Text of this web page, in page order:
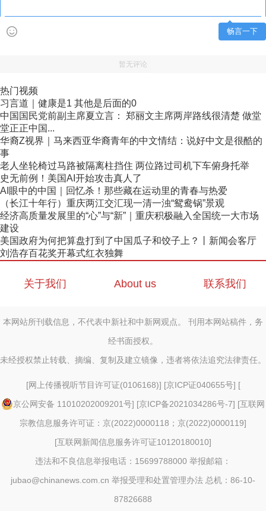
畅言一下
暂无评论
热门视频
习言道｜健康是1 其他是后面的0
中国国民党前副主席夏立言： 郑丽文主席两岸路线很清楚 做堂
堂正正中国...
华裔Z视界｜马来西亚华裔青年的中文情结：说好中文是很酷的
事
老人坐轮椅过马路被隔离柱挡住 两位路过司机下车俯身托举
史无前例！美国AI开始攻击真人了
AI眼中的中国｜回忆杀！那些藏在运动里的青春与热爱
（长江十年行）重庆两江交汇现一清一浊“鸳鸯锅”景观
经济高质量发展里的“心”与“新”｜重庆积极融入全国统一大市场
建设
美国政府为何把算盘打到了中国瓜子和饺子上？丨新闻会客厅
刘浩存百花奖开幕式红衣独舞
关于我们 About us 联系我们
本网站所刊载信息，不代表中新社和中新网观点。 刊用本网站稿件，务
经书面授权。
未经授权禁止转载、摘编、复制及建立镜像，违者将依法追究法律责任。
[网上传播视听节目许可证(0106168)] [京ICP证040655号] [
京公网安备 11010202009201号] [京ICP备2021034286号-7] [互联网
宗教信息服务许可证：京(2022)0000118；京(2022)0000119]
[互联网新闻信息服务许可证10120180010]
违法和不良信息举报电话：15699788000 举报邮箱：
jubao@chinanews.com.cn 举报受理和处置管理办法 总机：86-10-
87826688